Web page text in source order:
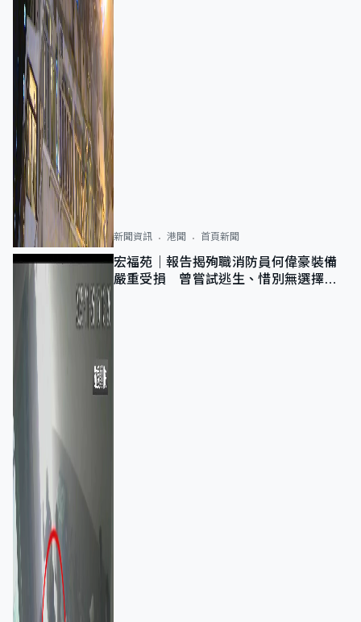
新聞資訊 港聞 首頁新聞
宏福苑｜報告揭殉職消防員何偉豪裝備
嚴重受損 曾嘗試逃生、惜別無選擇下